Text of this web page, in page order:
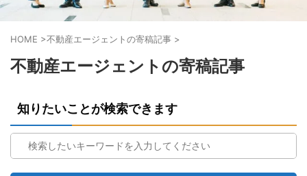
HOME >不動産エージェントの寄稿記事 >
不動産エージェントの寄稿記事
知りたいことが検索できます